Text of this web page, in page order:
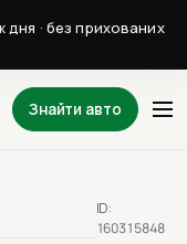
· без прихованих
Знайти авто
ID:
160315848